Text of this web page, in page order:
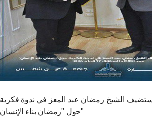
الخريجين
الموظفون
الزائـرون
الشيخ رمضان عبد المعز في ندوة فكرية
حول "رمضان بناء الإنسان"